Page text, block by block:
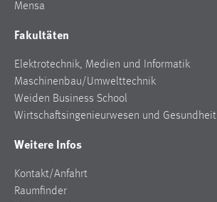
Mensa
Fakultäten
Elektrotechnik, Medien und Informatik
Maschinenbau/Umwelttechnik
Weiden Business School
Wirtschaftsingenieurwesen und Gesundheit
Weitere Infos
Kontakt/Anfahrt
Raumfinder